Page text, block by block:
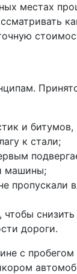
местах
и битумов,
к стали;
машины;
пропускали
снизить
дороги.
с пробегом